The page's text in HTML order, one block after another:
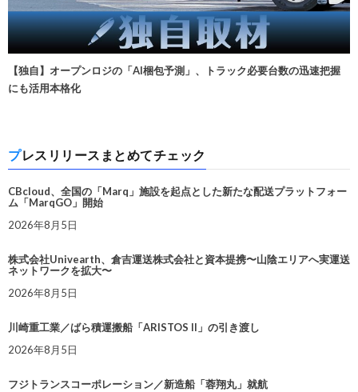
【独自】オープンロジの「AI梱包予測」、トラック必要台数の迅速把握
にも活用本格化
プレスリリースまとめてチェック
CBcloud、全国の「Marq」施設を起点とした新たな配送プラットフォー
ム「MarqGO」開始
2026年8月5日
株式会社Univearth、倉吉運送株式会社と資本提携〜山陰エリアへ実運送
ネットワークを拡大〜
2026年8月5日
川崎重工業／ばら積運搬船「ARISTOS II」の引き渡し
2026年8月5日
フジトランスコーポレーション／新造船「蓉翔丸」就航